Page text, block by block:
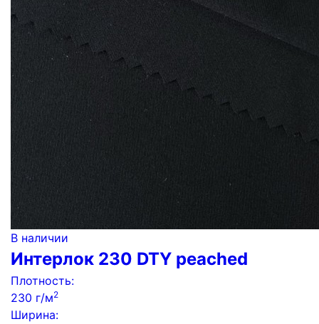
В наличии
Интерлок 230 DTY peached
Плотность:
230 г/м2
Ширина: